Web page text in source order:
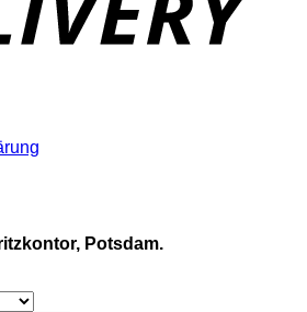
Potsdam.